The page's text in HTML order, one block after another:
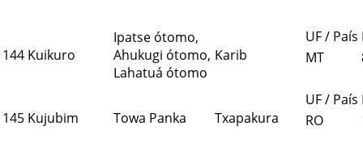
144 Kuikuro
Ipatse ótomo,
Ahukugi ótomo,
Lahatuá ótomo
Karib
UF / País
MT
145 Kujubim Towa Panka Txapakura
UF / País
RO